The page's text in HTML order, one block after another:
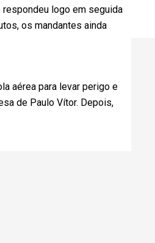
respondeu logo em seguida
os mandantes ainda
aérea para levar perigo e
de Paulo Vítor. Depois,